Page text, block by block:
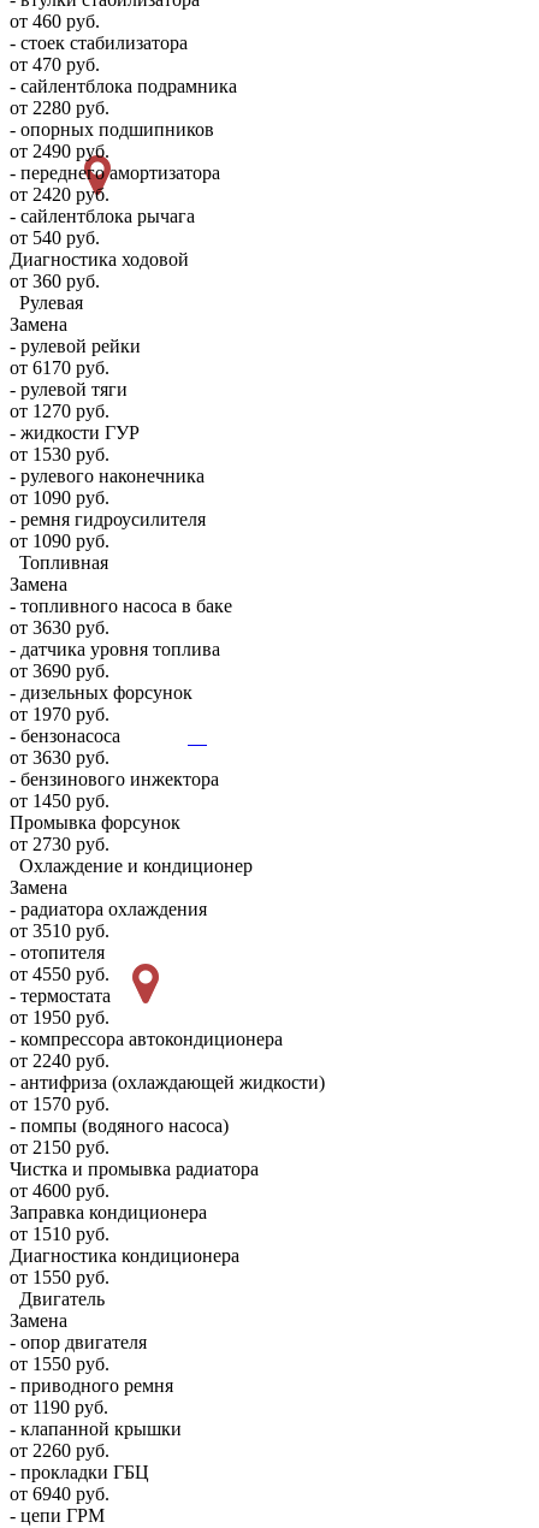
от 460 руб.
- стоек стабилизатора
от 470 руб.
- сайлентблока подрамника
от 2280 руб.
- опорных подшипников
от 2490 руб.
- переднего амортизатора
от 2420 руб.
- сайлентблока рычага
от 540 руб.
Диагностика ходовой
от 360 руб.
Рулевая
Замена
- рулевой рейки
от 6170 руб.
- рулевой тяги
от 1270 руб.
- жидкости ГУР
от 1530 руб.
- рулевого наконечника
от 1090 руб.
- ремня гидроусилителя
от 1090 руб.
Топливная
Замена
- топливного насоса в баке
от 3630 руб.
- датчика уровня топлива
от 3690 руб.
- дизельных форсунок
от 1970 руб.
- бензонасоса
от 3630 руб.
- бензинового инжектора
от 1450 руб.
Промывка форсунок
от 2730 руб.
Охлаждение и кондиционер
Замена
- радиатора охлаждения
от 3510 руб.
- отопителя
от 4550 руб.
- термостата
от 1950 руб.
- компрессора автокондиционера
от 2240 руб.
- антифриза (охлаждающей жидкости)
от 1570 руб.
- помпы (водяного насоса)
от 2150 руб.
Чистка и промывка радиатора
от 4600 руб.
Заправка кондиционера
от 1510 руб.
Диагностика кондиционера
от 1550 руб.
Двигатель
Замена
- опор двигателя
от 1550 руб.
- приводного ремня
от 1190 руб.
- клапанной крышки
от 2260 руб.
- прокладки ГБЦ
от 6940 руб.
- цепи ГРМ